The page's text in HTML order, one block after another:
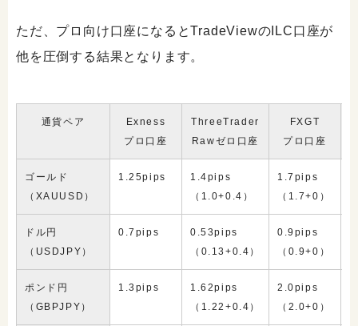
ただ、プロ向け口座になるとTradeViewのILC口座が
他を圧倒する結果となります。
通貨ペア
Exness
プロ口座
ThreeTrader
Rawゼロ口座
FXGT
プロ口座
ゴールド
（XAUUSD）
1.25pips
1.4pips
（1.0+0.4）
1.7pips
（1.7+0）
ドル円
（USDJPY）
0.7pips
0.53pips
（0.13+0.4）
0.9pips
（0.9+0）
ポンド円
（GBPJPY）
1.3pips
1.62pips
（1.22+0.4）
2.0pips
（2.0+0）